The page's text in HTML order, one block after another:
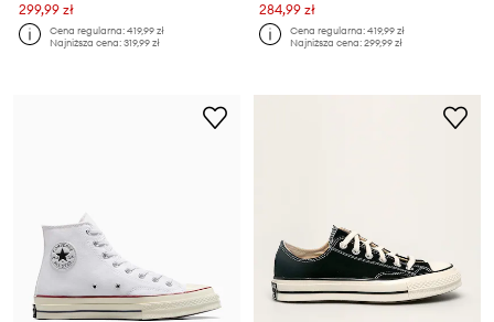
299,99 zł
Cena regularna:419,99 zł
Najniższa cena:319,99 zł
284,99 zł
Cena regularna:419,99 zł
Najniższa cena:299,99 zł